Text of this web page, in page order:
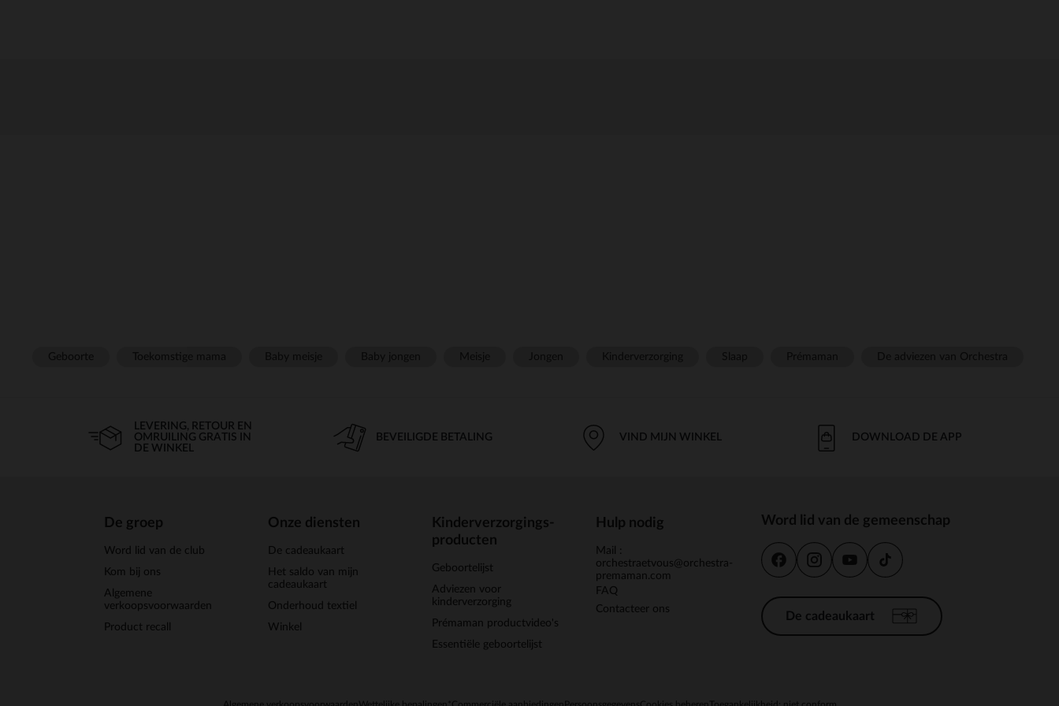
LEVERING, RETOUR EN
OMRUILING GRATIS IN
DE WINKEL
BEVEILIGDE BETALING VIND MIJN WINKEL DOWNLOAD DE APP
De groep
Word lid van de club
Kom bij ons
Algemene
verkoopsvoorwaarden
Product recall
Onze diensten
De cadeaukaart
Het saldo van mijn
cadeaukaart
Onderhoud textiel
Winkel
Kinderverzorgings-
producten
Geboortelijst
Adviezen voor
kinderverzorging
Prémaman productvideo's
Essentiële geboortelijst
Hulp nodig
Mail :
orchestraetvous@orchestra-
premaman.com
FAQ
Contacteer ons
Word lid van de gemeenschap
De cadeaukaart